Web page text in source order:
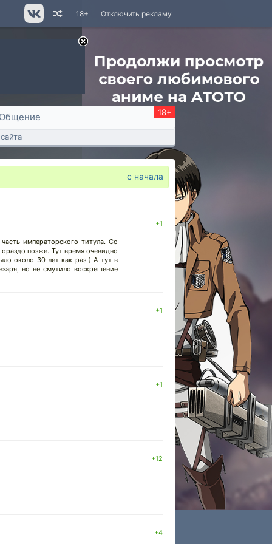
Отключить рекламу
18+
18+
с начала
+1
императорского титула. Со
позже. Тут время очевидно
около 30 лет как раз ) А тут в
но не смутило воскрешение
+1
+1
+12
+4